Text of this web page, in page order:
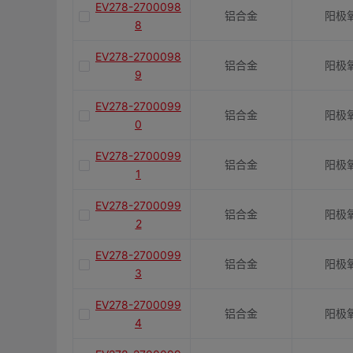
EV278-2700098
8
铝合金 阳极
EV278-2700098
9
铝合金 阳极
EV278-2700099
0
铝合金 阳极
EV278-2700099
1
铝合金 阳极
EV278-2700099
2
铝合金 阳极
EV278-2700099
3
铝合金 阳极
EV278-2700099
4
铝合金 阳极